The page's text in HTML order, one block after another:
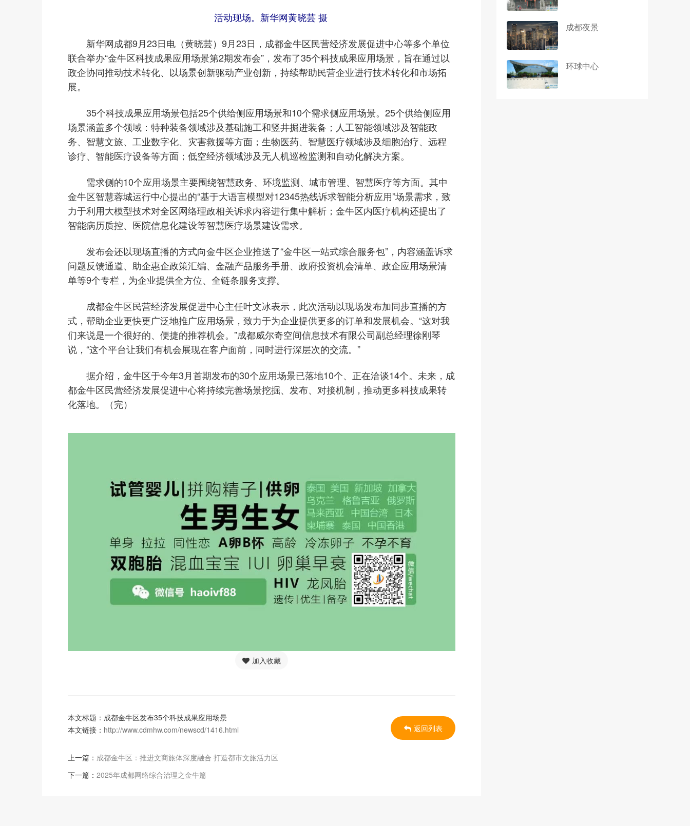
活动现场。新华网黄晓芸 摄
新华网成都9月23日电（黄晓芸）9月23日，成都金牛区民营经济发展促进中心等多个单位
联合举办“金牛区科技成果应用场景第2期发布会”，发布了35个科技成果应用场景，旨在通过以
政企协同推动技术转化、以场景创新驱动产业创新，持续帮助民营企业进行技术转化和市场拓
展。
35个科技成果应用场景包括25个供给侧应用场景和10个需求侧应用场景。25个供给侧应用
场景涵盖多个领域：特种装备领域涉及基础施工和竖井掘进装备；人工智能领域涉及智能政
务、智慧文旅、工业数字化、灾害救援等方面；生物医药、智慧医疗领域涉及细胞治疗、远程
诊疗、智能医疗设备等方面；低空经济领域涉及无人机巡检监测和自动化解决方案。
需求侧的10个应用场景主要围绕智慧政务、环境监测、城市管理、智慧医疗等方面。其中
金牛区智慧蓉城运行中心提出的“基于大语言模型对12345热线诉求智能分析应用”场景需求，致
力于利用大模型技术对全区网络理政相关诉求内容进行集中解析；金牛区内医疗机构还提出了
智能病历质控、医院信息化建设等智慧医疗场景建设需求。
发布会还以现场直播的方式向金牛区企业推送了“金牛区一站式综合服务包”，内容涵盖诉求
问题反馈通道、助企惠企政策汇编、金融产品服务手册、政府投资机会清单、政企应用场景清
单等9个专栏，为企业提供全方位、全链条服务支撑。
成都金牛区民营经济发展促进中心主任叶文冰表示，此次活动以现场发布加同步直播的方
式，帮助企业更快更广泛地推广应用场景，致力于为企业提供更多的订单和发展机会。“这对我
们来说是一个很好的、便捷的推荐机会。”成都威尔奇空间信息技术有限公司副总经理徐刚琴
说，“这个平台让我们有机会展现在客户面前，同时进行深层次的交流。”
据介绍，金牛区于今年3月首期发布的30个应用场景已落地10个、正在洽谈14个。未来，成
都金牛区民营经济发展促进中心将持续完善场景挖掘、发布、对接机制，推动更多科技成果转
化落地。（完）
加入收藏
本文标题：成都金牛区发布35个科技成果应用场景
本文链接： http://www.cdmhw.com/newscd/1416.html
上一篇： 成都金牛区：推进文商旅体深度融合 打造都市文旅活力区
下一篇： 2025年成都网络综合治理之金牛篇
返回列表
成都夜景
环球中心